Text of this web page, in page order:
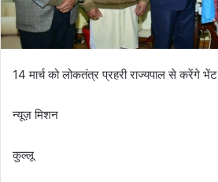
14 मार्च को लोकतंत्र प्रहरी राज्यपाल से करेंगे भेंट
न्यूज़ मिशन
कुल्लू